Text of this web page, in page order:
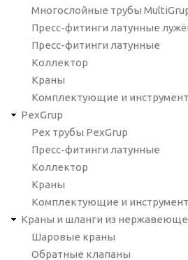
Многослойные трубы
Пресс-фитинги латунные
Пресс-фитинги латунные
Коллектор
Краны
Комплектующие и инструмент
PexGrup
Pex трубы PexGrup
Пресс-фитинги латунные
Коллектор
Краны
Комплектующие и инструмент
Краны и шланги из
Шаровые краны
Обратные клапаны